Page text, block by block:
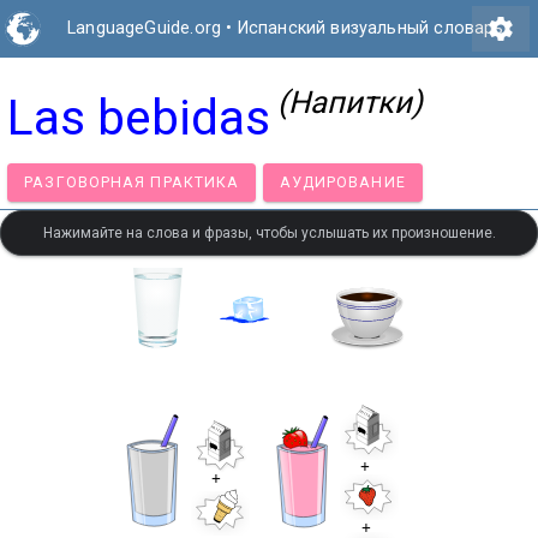
LanguageGuide.org • Испанский визуальный словарь
settings
Las bebidas (Напитки)
РАЗГОВОРНАЯ ПРАКТИКА АУДИРОВАНИЕ
Нажимайте на слова и фразы, чтобы услышать их произношение.